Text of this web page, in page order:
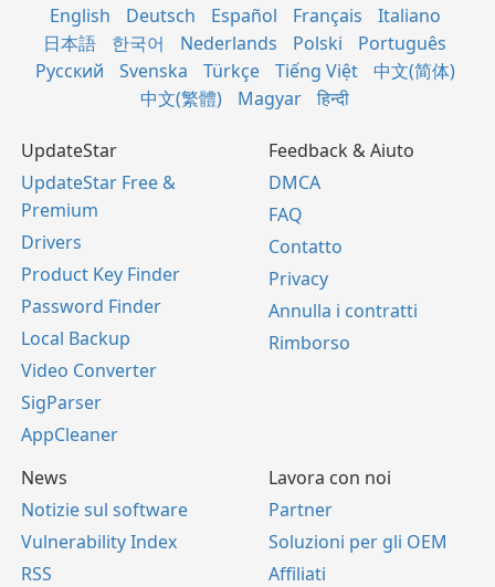
English Deutsch Español Français
Italiano
日本語
한국어 Nederlands Polski
Português
Русский
Svenska Türkçe Tiếng Việt
中文(简体)
中文(繁體)
Magyar हिन्दी
UpdateStar
UpdateStar Free &
Premium
Drivers
Product Key Finder
Password Finder
Local Backup
Video Converter
SigParser
AppCleaner
Feedback & Aiuto
DMCA
FAQ
Contatto
Privacy
Annulla i contratti
Rimborso
News
Notizie sul software
Vulnerability Index
RSS
Lavora con noi
Partner
Soluzioni per gli OEM
Affiliati